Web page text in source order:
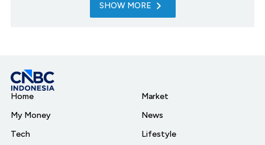
SHOW MORE
Home
My Money
Tech
Market
News
Lifestyle